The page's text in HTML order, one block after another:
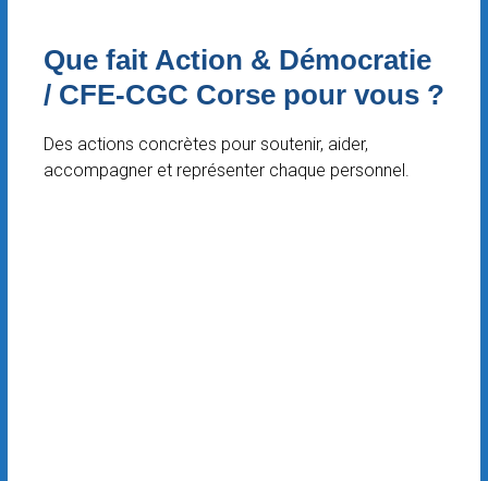
Que fait Action & Démocratie
/ CFE-CGC Corse pour vous ?
Des actions concrètes pour soutenir, aider,
accompagner et représenter chaque personnel.